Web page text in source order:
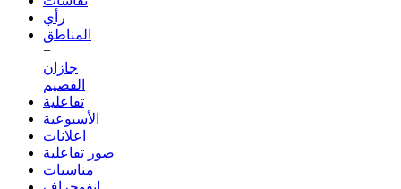
رأي
المناطق
+
جازان
القصيم
تفاعلية
الأسبوعية
اعلانات
صور تفاعلية
مناسبات